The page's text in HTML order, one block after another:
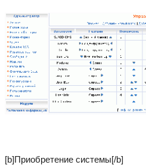
[b]Приобретение системы[/b]